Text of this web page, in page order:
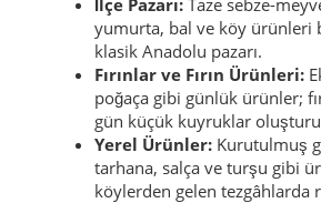
yumurta, bal ve köy ürünleri
klasik Anadolu pazarı.
Fırınlar ve Fırın Ürünleri:
poğaça gibi günlük ürünler;
gün küçük kuyruklar
Yerel Ürünler: Kurutulmuş
tarhana, salça ve turşu gibi
köylerden gelen tezgâhlarda